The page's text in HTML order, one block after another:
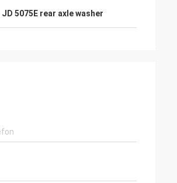
JD 5075E rear axle washer